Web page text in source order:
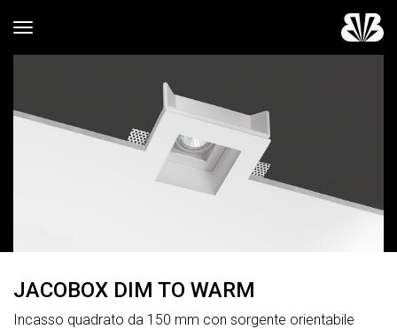
Toggle navigation
JACOBOX DIM TO WARM
Incasso quadrato da 150 mm con sorgente orientabile